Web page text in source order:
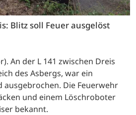
Blitz soll Feuer ausgelöst
An der L 141 zwischen Dreis
des Asbergs, war ein
Die Feuerwehr
und einem Löschroboter
bekannt.